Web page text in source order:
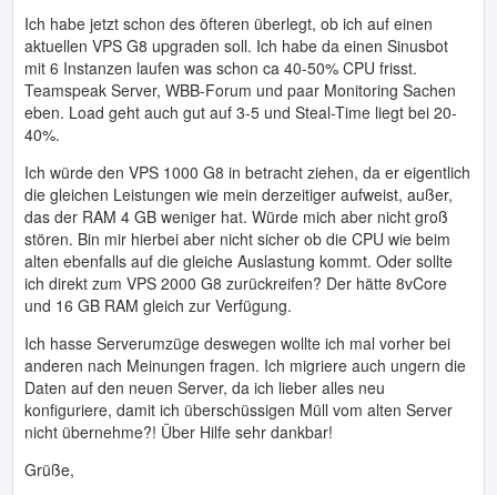
Ich habe jetzt schon des öfteren überlegt, ob ich auf einen
aktuellen VPS G8 upgraden soll. Ich habe da einen Sinusbot
mit 6 Instanzen laufen was schon ca 40-50% CPU frisst.
Teamspeak Server, WBB-Forum und paar Monitoring Sachen
eben. Load geht auch gut auf 3-5 und Steal-Time liegt bei 20-
40%.
Ich würde den VPS 1000 G8 in betracht ziehen, da er eigentlich
die gleichen Leistungen wie mein derzeitiger aufweist, außer,
das der RAM 4 GB weniger hat. Würde mich aber nicht groß
stören. Bin mir hierbei aber nicht sicher ob die CPU wie beim
alten ebenfalls auf die gleiche Auslastung kommt. Oder sollte
ich direkt zum VPS 2000 G8 zurückreifen? Der hätte 8vCore
und 16 GB RAM gleich zur Verfügung.
Ich hasse Serverumzüge deswegen wollte ich mal vorher bei
anderen nach Meinungen fragen. Ich migriere auch ungern die
Daten auf den neuen Server, da ich lieber alles neu
konfiguriere, damit ich überschüssigen Müll vom alten Server
nicht übernehme?! Über Hilfe sehr dankbar!
Grüße,